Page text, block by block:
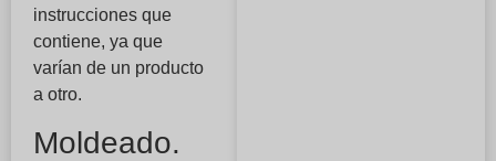
instrucciones que
contiene, ya que
varían de un producto
a otro.
Moldeado.